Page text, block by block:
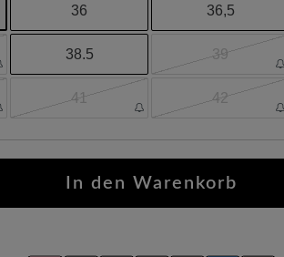
36 36,5
38.5 39
41 42
In den Warenkorb